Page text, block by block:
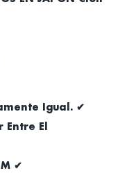
Igual. ✔
El
✔